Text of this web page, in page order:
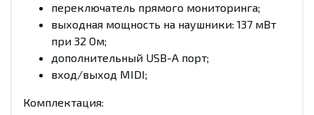
переключатель прямого мониторинга;
выходная мощность на наушники: 137 мВт
при 32 Ом;
дополнительный USB-A порт;
вход/выход MIDI;
Комплектация: